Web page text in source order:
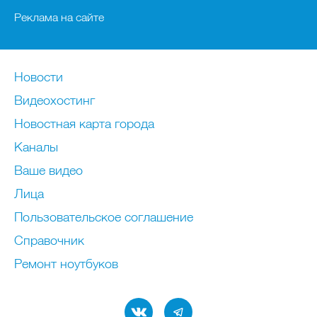
Новости
Видеохостинг
Новостная карта города
Каналы
Ваше видео
Лица
Пользовательское соглашение
Справочник